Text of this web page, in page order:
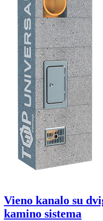
Vieno kanalo su
kamino sistema